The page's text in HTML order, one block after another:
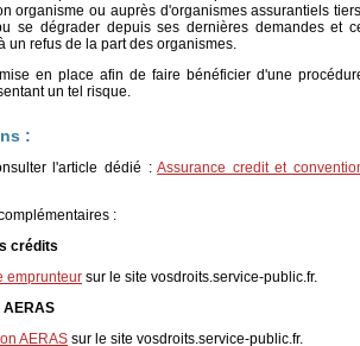
organisme ou auprès d'organismes assurantiels
se dégrader depuis ses dernières demandes et
un refus de la part des organismes.
en place afin de faire bénéficier d'une
un tel risque.
:
l'article dédié :Assurance credit et
:
crédits
emprunteur sur le site vosdroits.service-public.fr.
AERAS
AERAS sur le site vosdroits.service-public.fr.